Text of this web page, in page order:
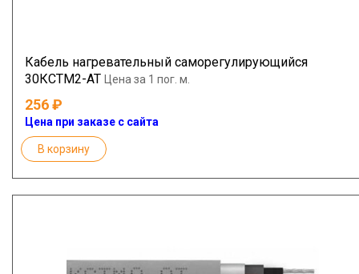
Кабель нагревательный саморегулирующийся
30КСТМ2-АТ Цена за 1 пог. м.
256
Цена при заказе с сайта
В корзину